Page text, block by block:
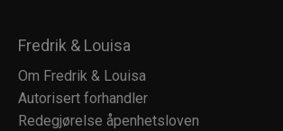
Fredrik & Louisa
Om Fredrik & Louisa
Autorisert forhandler
Redegjørelse åpenhetsloven